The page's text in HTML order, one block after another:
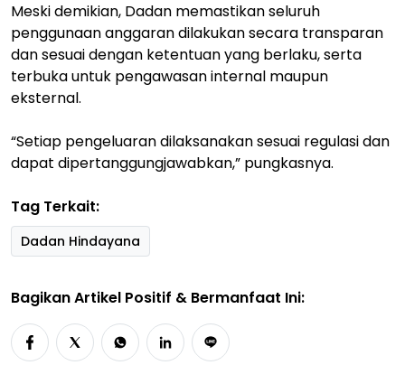
Meski demikian, Dadan memastikan seluruh
penggunaan anggaran dilakukan secara transparan
dan sesuai dengan ketentuan yang berlaku, serta
terbuka untuk pengawasan internal maupun
eksternal.
“Setiap pengeluaran dilaksanakan sesuai regulasi dan
dapat dipertanggungjawabkan,” pungkasnya.
Tag Terkait:
Dadan Hindayana
Bagikan Artikel Positif & Bermanfaat Ini: